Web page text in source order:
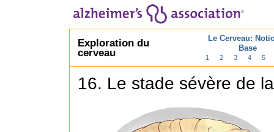
Exploration du
cerveau
Le Cerveau:
Base
1 2 3 4 5
16. Le stade sévère de